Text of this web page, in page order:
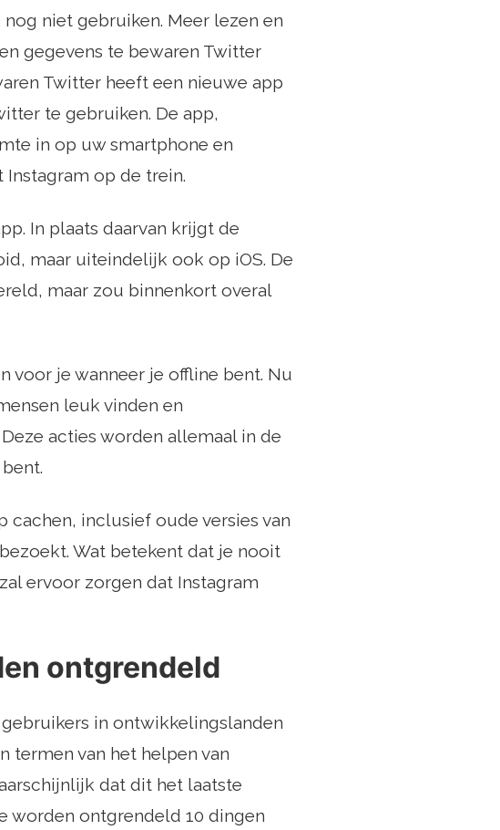
niet gebruiken. Meer lezen en
gegevens te bewaren Twitter
Twitter heeft een nieuwe app
te gebruiken. De app,
in op uw smartphone en
Instagram op de trein.
In plaats daarvan krijgt de
maar uiteindelijk ook op iOS. De
maar zou binnenkort overal
voor je wanneer je offline bent. Nu
leuk vinden en
acties worden allemaal in de
cachen, inclusief oude versies van
Wat betekent dat je nooit
ervoor zorgen dat Instagram
ontgrendeld
in ontwikkelingslanden
termen van het helpen van
dat dit het laatste
worden ontgrendeld 10 dingen